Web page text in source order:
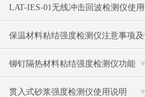
LAT-IES-01无线冲击回波检测仪使用
操作方法
保温材料粘结强度检测仪注意事项及
保养
铆钉隔热材料粘结强度检测仪功能
贯入式砂浆强度检测仪使用说明